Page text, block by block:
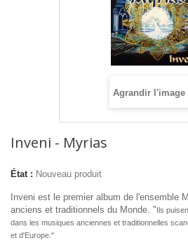
Agrandir l'image
Inveni - Myrias
État : Nouveau produit
Inveni est le premier album de l'ensemble
anciens et traditionnels du Monde. "Ils
dans les musiques anciennes et traditionnelles
et d'Europe."